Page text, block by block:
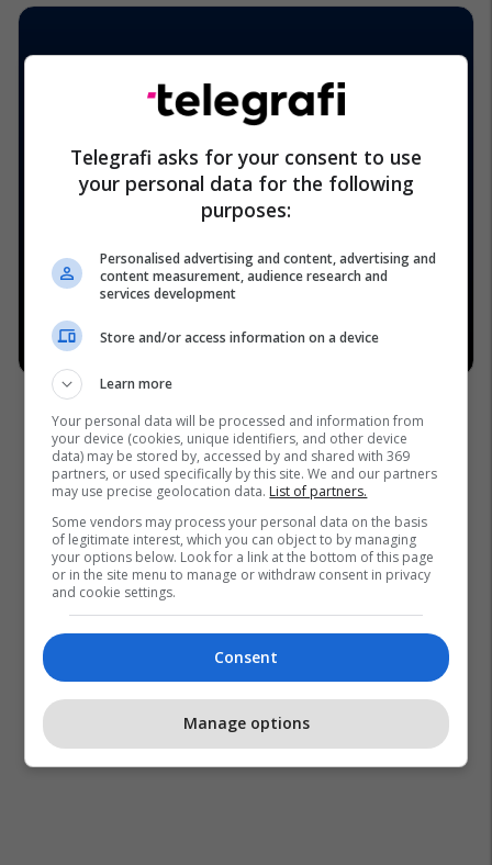
Telegrafi asks for your consent to use
your personal data for the following
purposes:
Personalised advertising and content, advertising and
content measurement, audience research and
services development
Store and/or access information on a device
Learn more
Your personal data will be processed and information from
your device (cookies, unique identifiers, and other device
data) may be stored by, accessed by and shared with 369
partners, or used specifically by this site. We and our partners
may use precise geolocation data. List of partners.
Some vendors may process your personal data on the basis
of legitimate interest, which you can object to by managing
your options below. Look for a link at the bottom of this page
or in the site menu to manage or withdraw consent in privacy
and cookie settings.
Consent
Manage options